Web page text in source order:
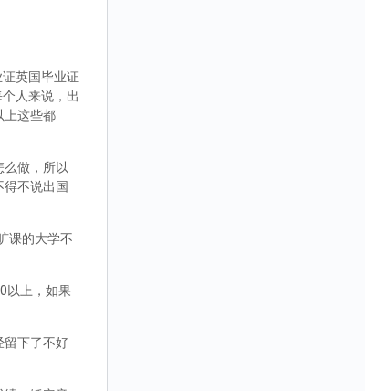
英国毕业证
人来说，出
上这些都
做，所以
不说出国
课的大学不
以上，如果
留下了不好